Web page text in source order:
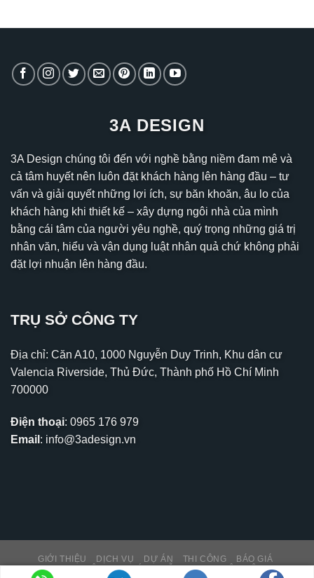
3A DESIGN
3A Design chúng tôi đến với nghề bằng niềm đam mê và
cả tâm huyết nên luôn đặt khách hàng lên hàng đầu – tư
vấn và giải quyết những lợi ích, sự băn khoăn, âu lo của
khách hàng khi thiết kế – xây dựng ngôi nhà của mình
bằng cái tâm của người yêu nghề, quý trọng những giá trị
nhân văn, hiểu và vận dụng luật nhân quả chứ không phải
đặt lợi nhuận lên hàng đầu.
TRỤ SỞ CÔNG TY
Địa chỉ: Căn A10, 1000 Nguyễn Duy Trinh, Khu dân cư
Valencia Riverside, Thủ Đức, Thành phố Hồ Chí Minh
700000
Điện thoại: 0965 176 979
Email : info@3adesign.vn
GIỚI THIỆU DỊCH VỤ DỰ ÁN THI CÔNG
BÁO GIÁ
THƯ VIỆN – TIN TỨC
HỖ TRỢ KH LIÊN HỆ